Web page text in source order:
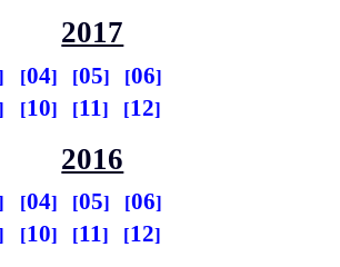
2017
04 05
06
10 11 12
2016
04 05
06
10 11 12